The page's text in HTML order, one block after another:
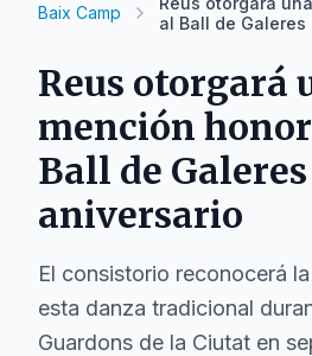
Baix Camp
al Ball de
Reus otorgará
mención
Ball de
aniversario
El consistorio reconocerá
esta danza tradicional
Guardons de la Ciutat en